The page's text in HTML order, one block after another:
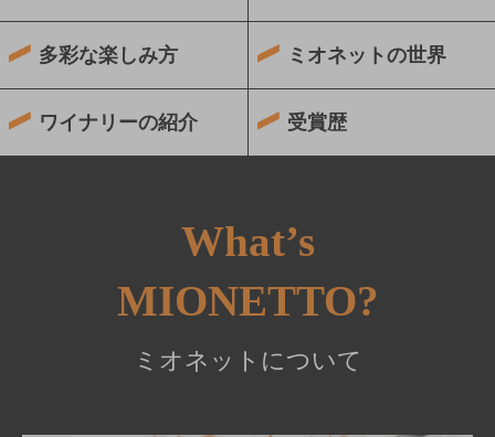
多彩な楽しみ方 ミオネットの世界
ワイナリーの紹介 受賞歴
What’s
MIONETTO?
ミオネットについて